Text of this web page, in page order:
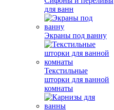
для ванн
Экраны под ванну
Текстильные
шторки для ванной
комнаты